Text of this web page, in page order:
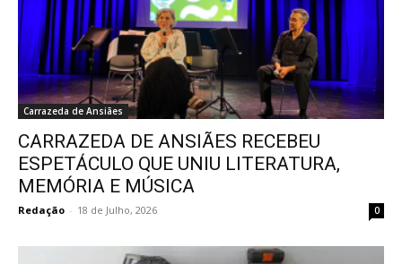
Carrazeda de Ansiães
CARRAZEDA DE ANSIÃES RECEBEU
ESPETÁCULO QUE UNIU LITERATURA,
MEMÓRIA E MÚSICA
Redação - 18 de Julho, 2026 0